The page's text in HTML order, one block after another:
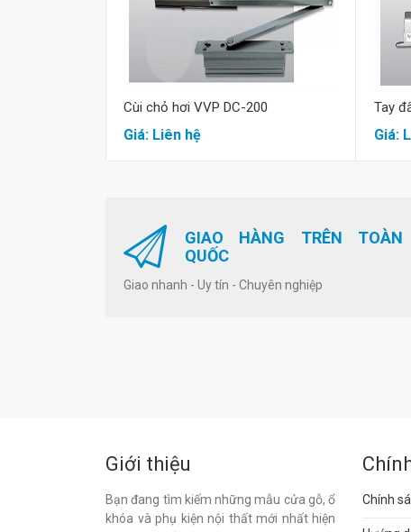
Cùi chỏ hơi VVP DC-200
Giá: Liên hệ
Tay
Giá:
GIAO HÀNG TRÊN TOÀN
QUỐC
Giao nhanh - Uy tín - Chuyên nghiệp
Giới thiệu
Bạn đang tìm kiếm những mẫu cửa gỗ, ổ
khóa và phụ kiện nội thất mới nhất hiện
Chính